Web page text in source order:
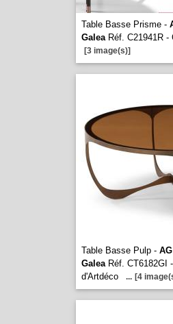
Table Basse Prisme -
GaleaRéf. C21941R -
[3 image(s)]
Table Basse Pulp -
GaleaRéf. CT6182GI
d'Artdéco
... [4